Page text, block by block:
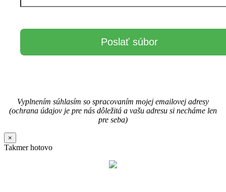
Vyplnením súhlasím so spracovaním mojej emailovej adresy
(ochrana údajov je pre nás dôležitá a vašu adresu si necháme len
pre seba)
×
Takmer hotovo